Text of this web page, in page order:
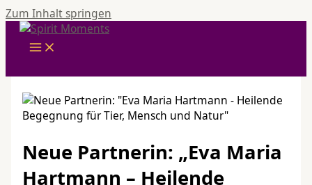
Zum Inhalt springen
Neue Partnerin: „Eva Maria
Hartmann – Heilende